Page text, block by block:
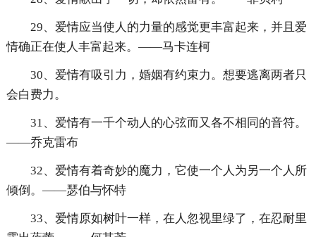
29、爱情应当使人的力量的感觉更丰富起来，并且爱
情确正在使人丰富起来。——马卡连柯
30、爱情有吸引力，婚姻有约束力。想要逃离两者只
会白费力。
31、爱情有一千个动人的心弦而又各不相同的音符。
——乔克雷布
32、爱情有着奇妙的魔力，它使一个人为另一个人所
倾倒。——瑟伯与怀特
33、爱情原如树叶一样，在人忽视里绿了，在忍耐里